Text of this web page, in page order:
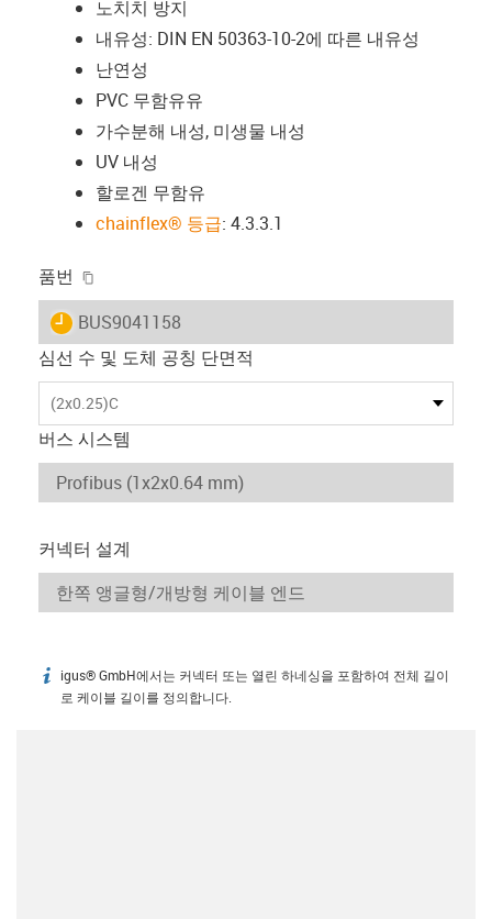
노치치 방지
내유성: DIN EN 50363-10-2에 따른 내유성
난연성
PVC 무함유유
가수분해 내성, 미생물 내성
UV 내성
할로겐 무함유
chainflex® 등급: 4.3.3.1
품번
igus-icon-lieferzeit
BUS9041158
심선 수 및 도체 공칭 단면적
(2x0.25)C
버스 시스템
커넥터 설계
igus-icon-info
igus® GmbH에서는 커넥터 또는 열린 하네싱을 포함하여 전체 길이
로 케이블 길이를 정의합니다.